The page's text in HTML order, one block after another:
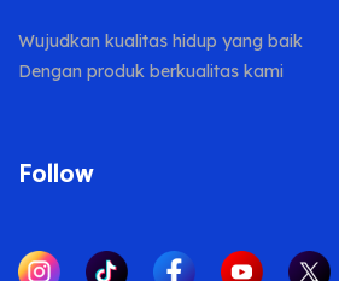
Wujudkan kualitas hidup yang baik
Dengan produk berkualitas kami
Follow